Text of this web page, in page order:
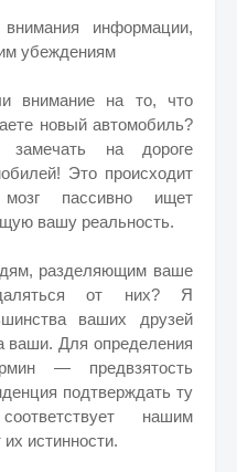
информации,
убеждениям
внимание на то, что
новый автомобиль?
замечать на дороге
Это происходит
пассивно ищет
вашу реальность.
разделяющим ваше
от них? Я
ваших друзей
ваши. Для определения
— предвзятость
подтверждать ту
нашим
истинности.